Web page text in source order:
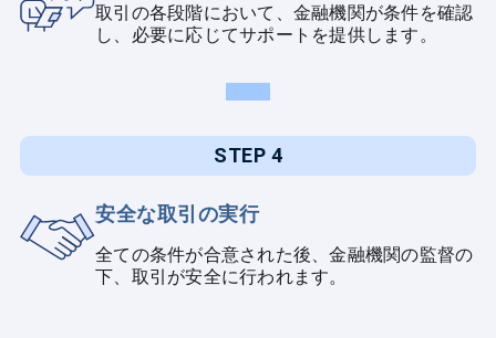
取引の各段階において、金融機関が条件を確認
し、必要に応じてサポートを提供します。
STEP 4
安全な取引の実行
全ての条件が合意された後、金融機関の監督の
下、取引が安全に行われます。